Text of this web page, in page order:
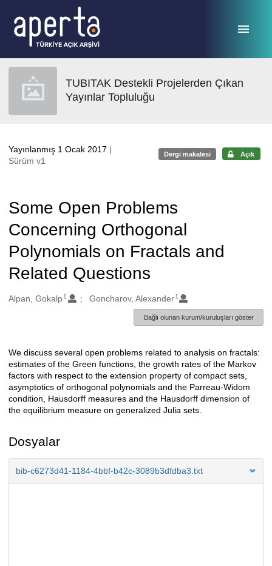
TUBITAK Destekli Projelerden Çıkan
Yayınlar Topluluğu
Yayınlanmış 1 Ocak 2017 |
Sürüm v1
Dergi makalesi Açık
Some Open Problems
Concerning Orthogonal
Polynomials on Fractals and
Related Questions
Oluşturanlar
Alpan, Gokalp1 Goncharov, Alexander 1
Bağlı olunan kurum/kuruluşları göster
Açıklama
We discuss several open problems related to analysis on fractals:
estimates of the Green functions, the growth rates of the Markov
factors with respect to the extension property of compact sets,
asymptotics of orthogonal polynomials and the Parreau-Widom
condition, Hausdorff measures and the Hausdorff dimension of
the equilibrium measure on generalized Julia sets.
Dosyalar
bib-c6273d41-1184-4bbf-b42c-3089b3dfdba3.txt